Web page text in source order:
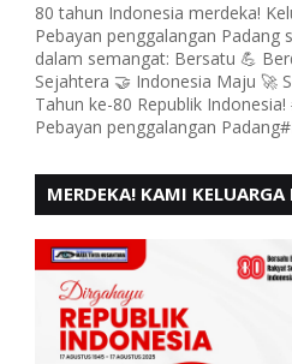
80 tahun Indonesia merdeka!
Pebayan penggalangan Padang
dalam semangat: Bersatu 💪
Sejahtera 🤝 Indonesia Maju 🚀
Tahun ke-80 Republik
Pebayan penggalangan
MERDEKA! KAMI